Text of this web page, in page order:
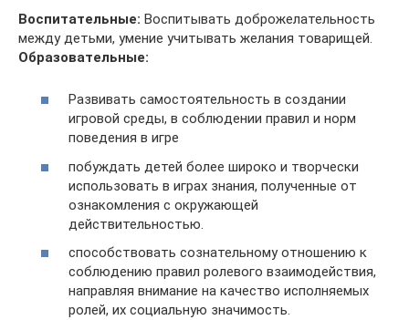
Воспитательные: Воспитывать доброжелательность
между детьми, умение учитывать желания товарищей.
Образовательные:
Развивать самостоятельность в создании
игровой среды, в соблюдении правил и норм
поведения в игре
побуждать детей более широко и творчески
использовать в играх знания, полученные от
ознакомления с окружающей
действительностью.
способствовать сознательному отношению к
соблюдению правил ролевого взаимодействия,
направляя внимание на качество исполняемых
ролей, их социальную значимость.